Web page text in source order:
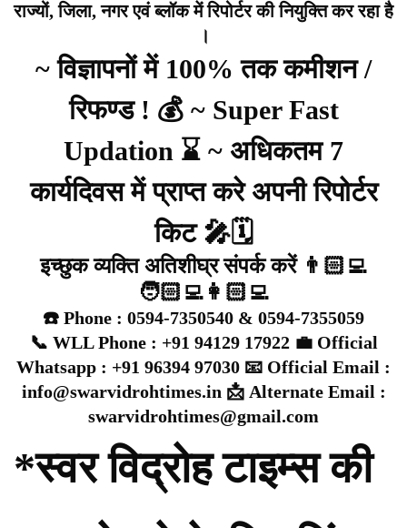
राज्यों, जिला, नगर एवं ब्लॉक में रिपोर्टर की नियुक्ति कर रहा है
।
~ विज्ञापनों में 100% तक कमीशन /
रिफण्ड ! 💰 ~ Super Fast
Updation ⌛ ~ अधिकतम 7
कार्यदिवस में प्राप्त करे अपनी रिपोर्टर
किट 🎤🗓️
इच्छुक व्यक्ति अतिशीघ्र संपर्क करें 👨🏻‍💻
🧑🏻‍💻👩🏻‍💻
☎️ Phone : 0594-7350540 & 0594-7355059
📞 WLL Phone : +91 94129 17922 💼 Official
Whatsapp : +91 96394 97030 📧 Official Email :
info@swarvidrohtimes.in 📩 Alternate Email :
swarvidrohtimes@gmail.com
*स्वर विद्रोह टाइम्स की